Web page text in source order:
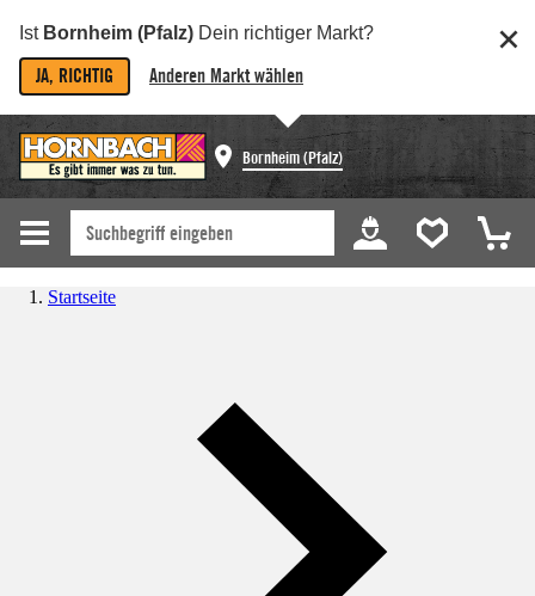
Ist Bornheim (Pfalz) Dein richtiger Markt?
JA, RICHTIG Anderen Markt wählen
Bornheim (Pfalz)
Startseite